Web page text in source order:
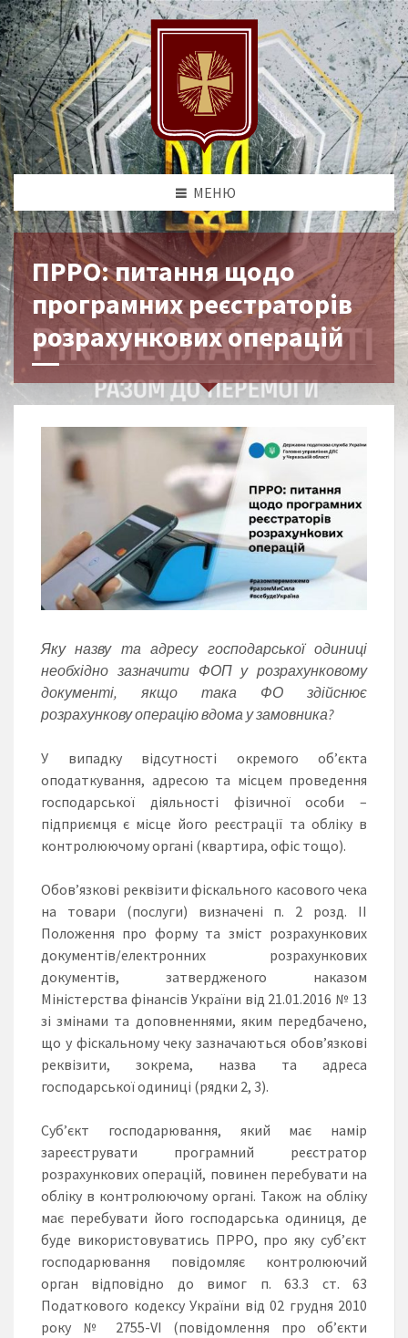
МЕНЮ
ПРРО: питання щодо
програмних реєстраторів
розрахункових операцій
Яку назву та адресу господарської одиниці
необхідно зазначити ФОП у розрахунковому
документі, якщо така ФО здійснює
розрахункову операцію вдома у замовника?
У випадку відсутності окремого об’єкта
оподаткування, адресою та місцем проведення
господарської діяльності фізичної особи –
підприємця є місце його реєстрації та обліку в
контролюючому органі (квартира, офіс тощо).
Обов’язкові реквізити фіскального касового чека
на товари (послуги) визначені п. 2 розд. II
Положення про форму та зміст розрахункових
документів/електронних розрахункових
документів, затвердженого наказом
Міністерства фінансів України від 21.01.2016 № 13
зі змінами та доповненнями, яким передбачено,
що у фіскальному чеку зазначаються обов’язкові
реквізити, зокрема, назва та адреса
господарської одиниці (рядки 2, 3).
Суб’єкт господарювання, який має намір
зареєструвати програмний реєстратор
розрахункових операцій, повинен перебувати на
обліку в контролюючому органі. Також на обліку
має перебувати його господарська одиниця, де
буде використовуватись ПРРО, про яку суб’єкт
господарювання повідомляє контролюючий
орган відповідно до вимог п. 63.3 ст. 63
Податкового кодексу України від 02 грудня 2010
року № 2755-VI (повідомлення про об’єкти